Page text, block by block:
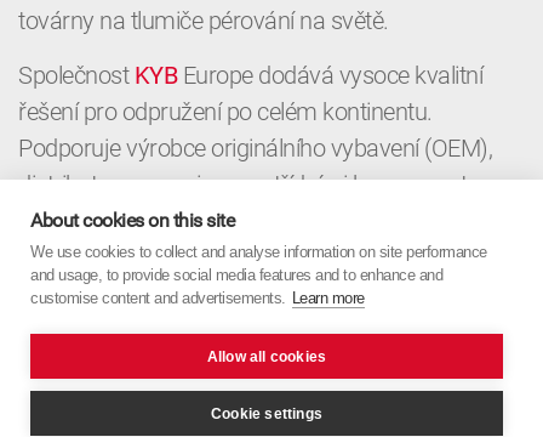
továrny na tlumiče pérování na světě.
Společnost KYBEurope dodává vysoce kvalitní
řešení pro odpružení po celém kontinentu.
Podporuje výrobce originálního vybavení (OEM),
distributory a servisy prvotřídními komponenty a
místními znalostmi. Od OEM až po aftermarket,
KYBEurope spojuje japonskou přesnost s
evropským zaměřením.
About cookies on this site
We use cookies to collect and analyse information on site performance
and usage, to provide social media features and to enhance and
customise content and advertisements. Learn more
Allow all cookies
Cookie settings